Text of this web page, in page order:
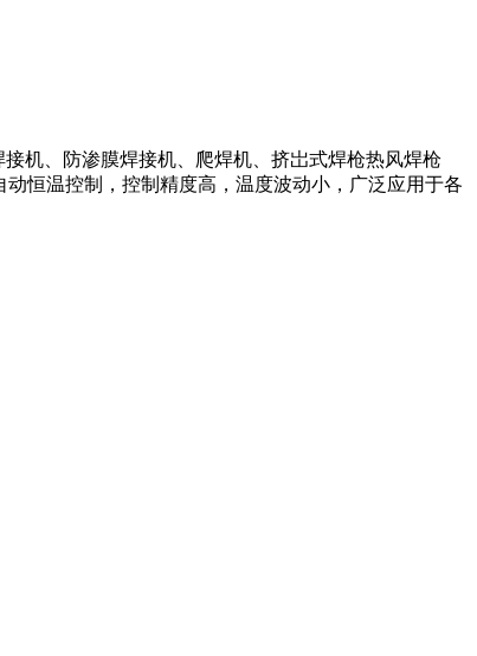
机、防渗膜焊接机、爬焊机、挤岀式焊枪热风焊枪
恒温控制，控制精度高，温度波动小，广泛应用于各